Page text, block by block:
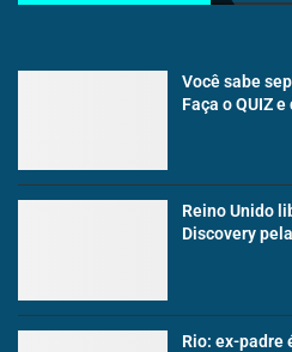
Você sabe
Faça o QUIZ
Reino Unido
Discovery
Rio: ex-padre